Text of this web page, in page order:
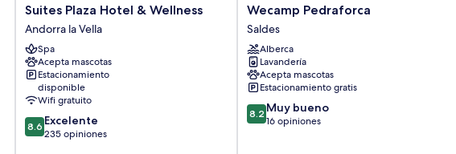
Suites
Plaza
Hotel
&
Wellness
Andorra
la
Vella
Suites Plaza Hotel & Wellness
Andorra la Vella
Spa
Acepta mascotas
Estacionamiento
disponible
Wifi gratuito
8.6
de
8.6 Excelente
235 opiniones
Wecamp
Pedraforca
Saldes
Wecamp Pedraforca
Saldes
Alberca
Lavandería
Acepta mascotas
Estacionamiento gratis
8.2
de
8.2 Muy bueno
16 opiniones